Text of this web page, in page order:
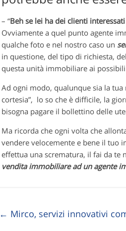
– “Beh se lei ha dei clienti
Ovviamente a quel punto agente
qualche foto e nel nostro caso un
in questione, del tipo di richiesta,
questa unità immobiliare ai
Ad ogni modo, qualunque sia la
cortesia”, lo so che è difficile, la
bisogna pagare il bollettino delle
Ma ricorda che ogni volta che
vendere velocemente e bene il tuo
effettua una scrematura, il fai da te
vendita immobiliare ad un agente
← Mirco, servizi innovativi